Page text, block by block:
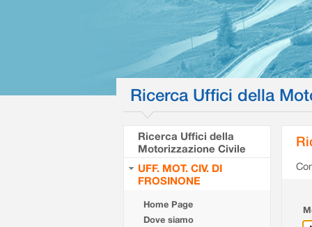
Ricerca Uffici della
Ricerca Uffici della
Motorizzazione Civile
UFF. MOT. CIV. DI
FROSINONE
Home Page
Dove siamo